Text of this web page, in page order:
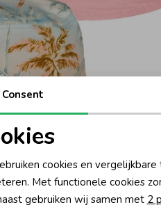
cookies
cookies
Consent
cookies en
Met functionele cookies
gebruiken wij samen met 2